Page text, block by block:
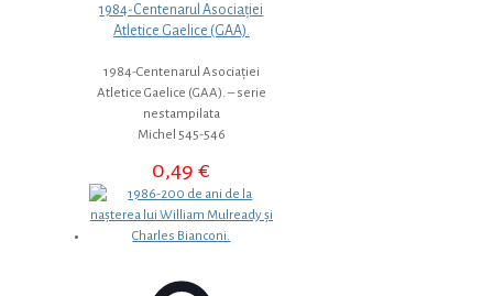
1984-Centenarul Asociației
Atletice Gaelice (GAA).
1984-Centenarul Asociației
Atletice Gaelice (GAA). – serie
nestampilata
Michel 545-546
0,49€